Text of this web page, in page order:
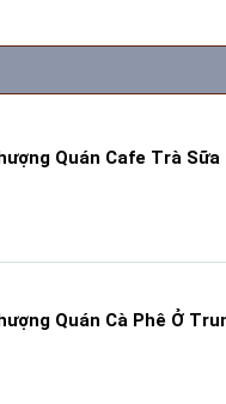
Quán Cafe Trà Sữa
Quán Cà Phê Ở